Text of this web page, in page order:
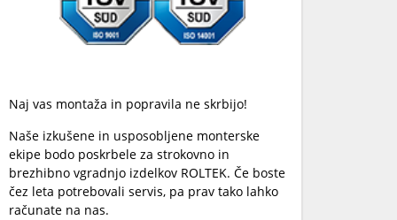
Naj vas montaža in popravila ne skrbijo!
Naše izkušene in usposobljene monterske
ekipe bodo poskrbele za strokovno in
brezhibno vgradnjo izdelkov ROLTEK. Če boste
čez leta potrebovali servis, pa prav tako lahko
računate na nas.